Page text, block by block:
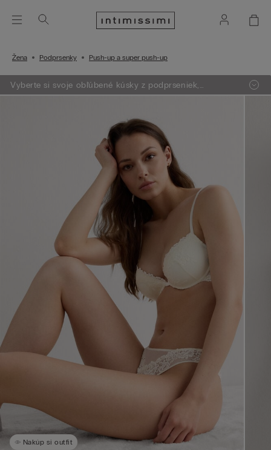
Žena Podprsenky Push-up a super push-up
Vyberte si svoje obľúbené kúsky z podprseniek,
oblečenia, pyžám a lingerie. Vložte do košíka 4 produkty
Nakúp si outfit